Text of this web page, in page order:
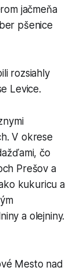
jačmeňa
pšenice
rozsiahly
Levice.
V okrese
čo
Prešov a
kukuricu a
a olejniny.
Mesto nad